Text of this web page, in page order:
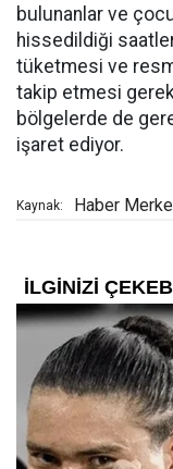
bulunanlar ve
hissedildiği
tüketmesi ve
takip etmesi
bölgelerde de
işaret ediyor.
Kaynak: Haber